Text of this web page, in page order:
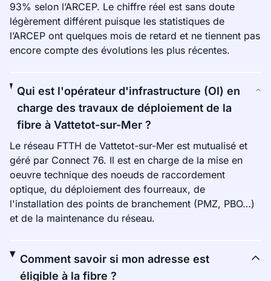
93% selon l’ARCEP. Le chiffre réel est sans doute
légèrement différent puisque les statistiques de
l’ARCEP ont quelques mois de retard et ne tiennent pas
encore compte des évolutions les plus récentes.
Qui est l'opérateur d'infrastructure (OI) en
charge des travaux de déploiement de la
fibre à Vattetot-sur-Mer ?
Le réseau FTTH de Vattetot-sur-Mer est mutualisé et
géré par Connect 76. Il est en charge de la mise en
oeuvre technique des noeuds de raccordement
optique, du déploiement des fourreaux, de
l'installation des points de branchement (PMZ, PBO…)
et de la maintenance du réseau.
Comment savoir si mon adresse est
éligible à la fibre ?